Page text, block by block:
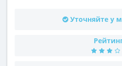
Уточняйте у